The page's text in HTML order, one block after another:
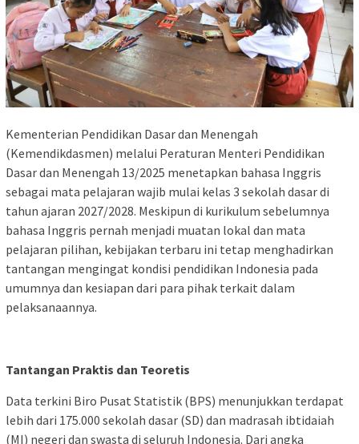
Kementerian Pendidikan Dasar dan Menengah
(Kemendikdasmen) melalui Peraturan Menteri Pendidikan
Dasar dan Menengah 13/2025 menetapkan bahasa Inggris
sebagai mata pelajaran wajib mulai kelas 3 sekolah dasar di
tahun ajaran 2027/2028. Meskipun di kurikulum sebelumnya
bahasa Inggris pernah menjadi muatan lokal dan mata
pelajaran pilihan, kebijakan terbaru ini tetap menghadirkan
tantangan mengingat kondisi pendidikan Indonesia pada
umumnya dan kesiapan dari para pihak terkait dalam
pelaksanaannya.
Tantangan Praktis dan Teoretis
Data terkini Biro Pusat Statistik (BPS) menunjukkan terdapat
lebih dari 175.000 sekolah dasar (SD) dan madrasah ibtidaiah
(MI) negeri dan swasta di seluruh Indonesia. Dari angka